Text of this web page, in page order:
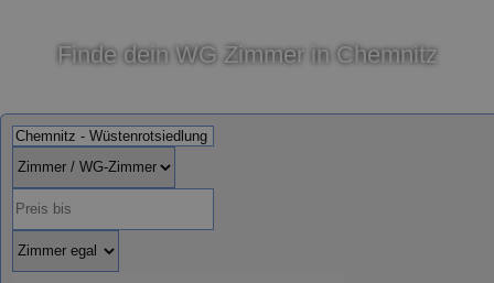
Finde dein WG Zimmer in Chemnitz